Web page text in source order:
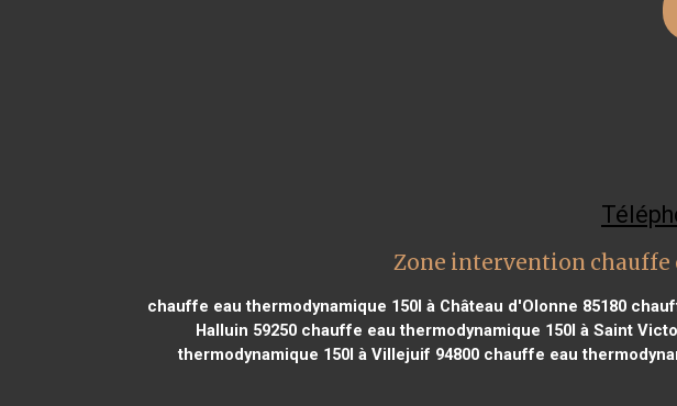
Zone intervention chauffe
chauffe eau thermodynamique 150l à Château d'Olonne 85180
Halluin 59250 chauffe eau thermodynamique 150l à Saint
thermodynamique 150l à Villejuif 94800 chauffe eau